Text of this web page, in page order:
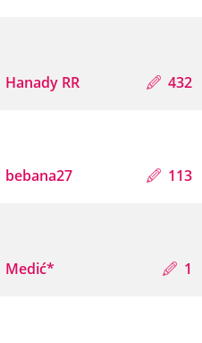
Hanady RR 432
bebana27 113
Medić* 1